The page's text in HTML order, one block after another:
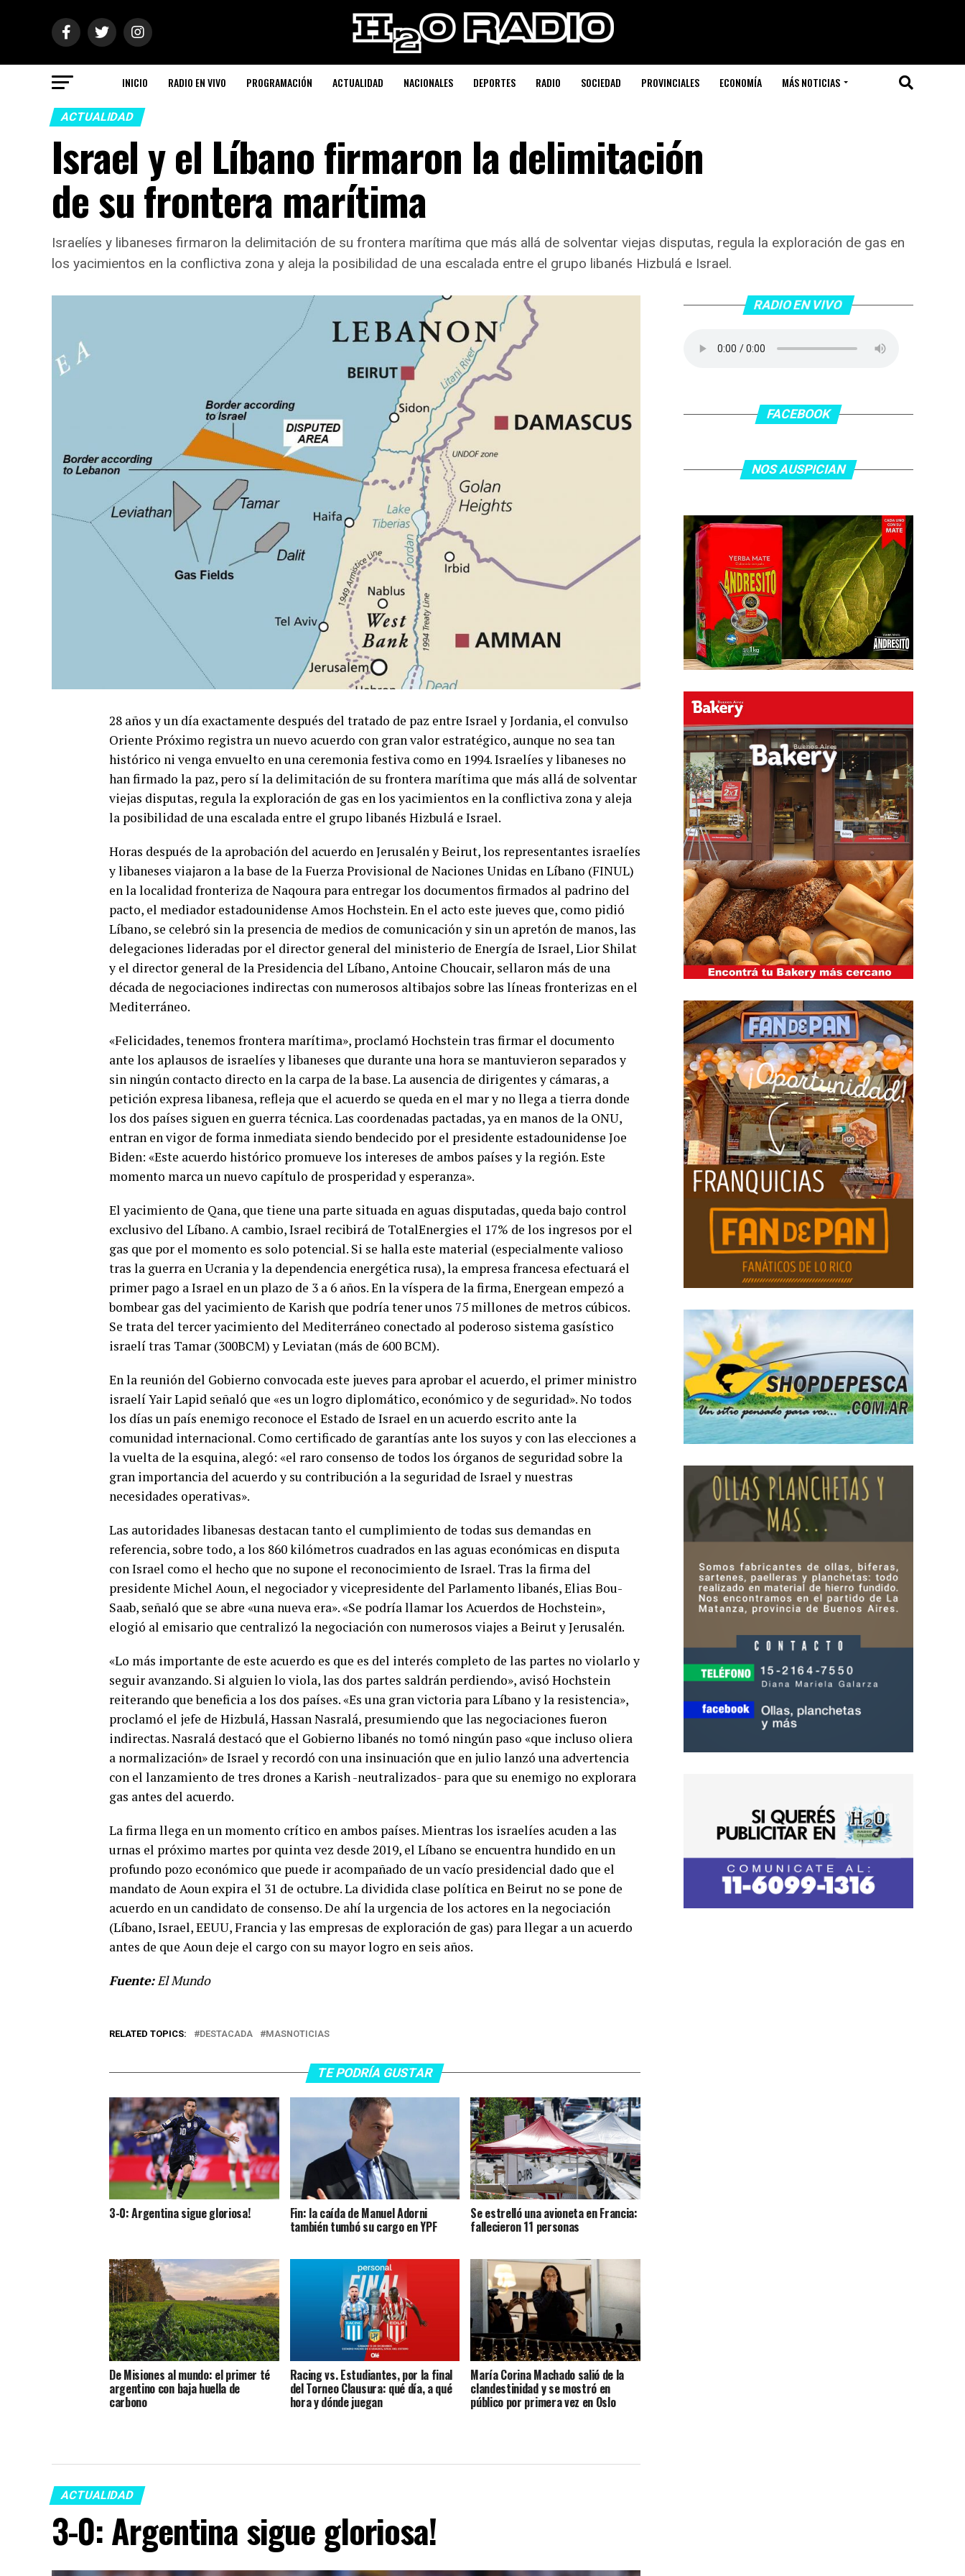
INICIO RADIO EN VIVO PROGRAMACIÓN ACTUALIDAD NACIONALES DEPORTES RADIO SOCIEDAD PROVINCIALES ECONOMÍA MÁS NOTICIAS
ACTUALIDAD
Israel y el Líbano firmaron la delimitación
de su frontera marítima
Israelíes y libaneses firmaron la delimitación de su frontera marítima que más allá de solventar viejas disputas, regula la exploración de gas en
los yacimientos en la conflictiva zona y aleja la posibilidad de una escalada entre el grupo libanés Hizbulá e Israel.
28 años y un día exactamente después del tratado de paz entre Israel y Jordania, el convulso
Oriente Próximo registra un nuevo acuerdo con gran valor estratégico, aunque no sea tan
histórico ni venga envuelto en una ceremonia festiva como en 1994. Israelíes y libaneses no
han firmado la paz, pero sí la delimitación de su frontera marítima que más allá de solventar
viejas disputas, regula la exploración de gas en los yacimientos en la conflictiva zona y aleja
la posibilidad de una escalada entre el grupo libanés Hizbulá e Israel.
Horas después de la aprobación del acuerdo en Jerusalén y Beirut, los representantes israelíes
y libaneses viajaron a la base de la Fuerza Provisional de Naciones Unidas en Líbano (FINUL)
en la localidad fronteriza de Naqoura para entregar los documentos firmados al padrino del
pacto, el mediador estadounidense Amos Hochstein. En el acto este jueves que, como pidió
Líbano, se celebró sin la presencia de medios de comunicación y sin un apretón de manos, las
delegaciones lideradas por el director general del ministerio de Energía de Israel, Lior Shilat
y el director general de la Presidencia del Líbano, Antoine Choucair, sellaron más de una
década de negociaciones indirectas con numerosos altibajos sobre las líneas fronterizas en el
Mediterráneo.
«Felicidades, tenemos frontera marítima», proclamó Hochstein tras firmar el documento
ante los aplausos de israelíes y libaneses que durante una hora se mantuvieron separados y
sin ningún contacto directo en la carpa de la base. La ausencia de dirigentes y cámaras, a
petición expresa libanesa, refleja que el acuerdo se queda en el mar y no llega a tierra donde
los dos países siguen en guerra técnica. Las coordenadas pactadas, ya en manos de la ONU,
entran en vigor de forma inmediata siendo bendecido por el presidente estadounidense Joe
Biden: «Este acuerdo histórico promueve los intereses de ambos países y la región. Este
momento marca un nuevo capítulo de prosperidad y esperanza».
El yacimiento de Qana, que tiene una parte situada en aguas disputadas, queda bajo control
exclusivo del Líbano. A cambio, Israel recibirá de TotalEnergies el 17% de los ingresos por el
gas que por el momento es solo potencial. Si se halla este material (especialmente valioso
tras la guerra en Ucrania y la dependencia energética rusa), la empresa francesa efectuará el
primer pago a Israel en un plazo de 3 a 6 años. En la víspera de la firma, Energean empezó a
bombear gas del yacimiento de Karish que podría tener unos 75 millones de metros cúbicos.
Se trata del tercer yacimiento del Mediterráneo conectado al poderoso sistema gasístico
israelí tras Tamar (300BCM) y Leviatan (más de 600 BCM).
En la reunión del Gobierno convocada este jueves para aprobar el acuerdo, el primer ministro
israelí Yair Lapid señaló que «es un logro diplomático, económico y de seguridad». No todos
los días un país enemigo reconoce el Estado de Israel en un acuerdo escrito ante la
comunidad internacional. Como certificado de garantías ante los suyos y con las elecciones a
la vuelta de la esquina, alegó: «el raro consenso de todos los órganos de seguridad sobre la
gran importancia del acuerdo y su contribución a la seguridad de Israel y nuestras
necesidades operativas».
Las autoridades libanesas destacan tanto el cumplimiento de todas sus demandas en
referencia, sobre todo, a los 860 kilómetros cuadrados en las aguas económicas en disputa
con Israel como el hecho que no supone el reconocimiento de Israel. Tras la firma del
presidente Michel Aoun, el negociador y vicepresidente del Parlamento libanés, Elias Bou-
Saab, señaló que se abre «una nueva era». «Se podría llamar los Acuerdos de Hochstein»,
elogió al emisario que centralizó la negociación con numerosos viajes a Beirut y Jerusalén.
«Lo más importante de este acuerdo es que es del interés completo de las partes no violarlo y
seguir avanzando. Si alguien lo viola, las dos partes saldrán perdiendo», avisó Hochstein
reiterando que beneficia a los dos países. «Es una gran victoria para Líbano y la resistencia»,
proclamó el jefe de Hizbulá, Hassan Nasralá, presumiendo que las negociaciones fueron
indirectas. Nasralá destacó que el Gobierno libanés no tomó ningún paso «que incluso oliera
a normalización» de Israel y recordó con una insinuación que en julio lanzó una advertencia
con el lanzamiento de tres drones a Karish -neutralizados- para que su enemigo no explorara
gas antes del acuerdo.
La firma llega en un momento crítico en ambos países. Mientras los israelíes acuden a las
urnas el próximo martes por quinta vez desde 2019, el Líbano se encuentra hundido en un
profundo pozo económico que puede ir acompañado de un vacío presidencial dado que el
mandato de Aoun expira el 31 de octubre. La dividida clase política en Beirut no se pone de
acuerdo en un candidato de consenso. De ahí la urgencia de los actores en la negociación
(Líbano, Israel, EEUU, Francia y las empresas de exploración de gas) para llegar a un acuerdo
antes de que Aoun deje el cargo con su mayor logro en seis años.
Fuente:El Mundo
RELATED TOPICS: DESTACADA MASNOTICIAS
TE PODRÍA GUSTAR
3-0: Argentina sigue gloriosa! Fin: la caída de Manuel Adorni
también tumbó su cargo en YPF
Se estrelló una avioneta en Francia:
fallecieron 11 personas
De Misiones al mundo: el primer té
argentino con baja huella de
carbono
Racing vs. Estudiantes, por la final
del Torneo Clausura: qué día, a qué
hora y dónde juegan
María Corina Machado salió de la
clandestinidad y se mostró en
público por primera vez en Oslo
ACTUALIDAD
3-0: Argentina sigue gloriosa!
RADIO EN VIVO
FACEBOOK
NOS AUSPICIAN